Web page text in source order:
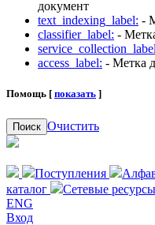
документ
text_indexing_label: -
classifier_label: -
access_label: - Метка
Помощь [ показать ]
Поиск Очистить
Поступления
каталог
Сетевые ресурсы
ENG
Вход